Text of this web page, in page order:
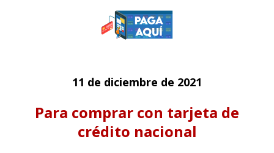
11 de diciembre de 2021
Para comprar con tarjeta de
crédito nacional